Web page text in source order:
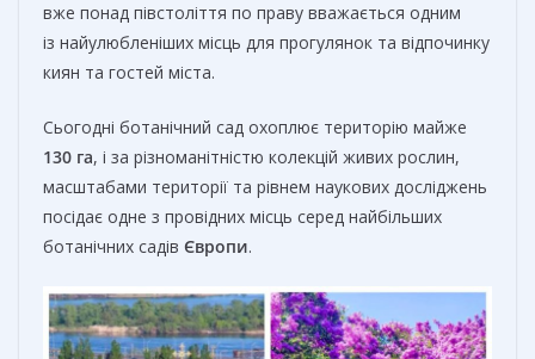
вже понад півстоліття по праву вважається одним
із найулюбленіших місць для прогулянок та відпочинку
киян та гостей міста.
Сьогодні ботанічний сад охоплює територію майже
130 га, і за різноманітністю колекцій живих рослин,
масштабами території та рівнем наукових досліджень
посідає одне з провідних місць серед найбільших
ботанічних садів Європи.